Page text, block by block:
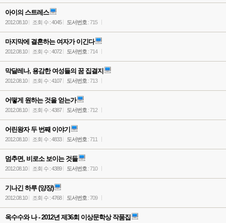
아이의 스트레스
2012.08.10 조회 수 : 4045 도서번호 : 715
마지막에 결혼하는 여자가 이긴다
2012.08.10 조회 수 : 4072 도서번호 : 714
막달레나, 용감한 여성들의 꿈 집결지
2012.08.10 조회 수 : 4107 도서번호 : 713
어떻게 원하는 것을 얻는가
2012.08.10 조회 수 : 4387 도서번호 : 712
어린왕자 두 번째 이야기
2012.08.10 조회 수 : 4833 도서번호 : 711
멈추면, 비로소 보이는 것들
2012.08.10 조회 수 : 4389 도서번호 : 710
기나긴 하루 (양장)
2012.08.10 조회 수 : 4768 도서번호 : 709
옥수수와 나 - 2012년 제36회 이상문학상 작품집